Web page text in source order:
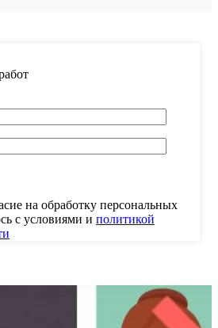
на обработку персональных
с условиями и политикой